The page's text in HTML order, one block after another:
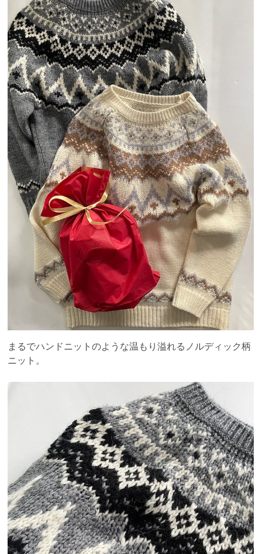
まるでハンドニットのような温もり溢れるノルディック柄
ニット。